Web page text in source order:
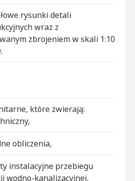
rysunki detali
wraz z
zbrojeniem w skali 1:10
które zwierają:
obliczenia,
instalacyjne przebiegu
wodno-kanalizacyjnej,